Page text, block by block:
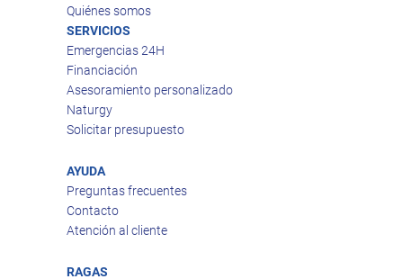
Quiénes somos
SERVICIOS
Emergencias 24H
Financiación
Asesoramiento personalizado
Naturgy
Solicitar presupuesto
AYUDA
Preguntas frecuentes
Contacto
Atención al cliente
RAGAS